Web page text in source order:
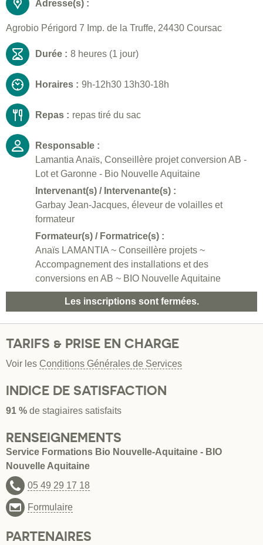
Adresse(s) :
Agrobio Périgord 7 Imp. de la Truffe, 24430 Coursac
Durée : 8 heures (1 jour)
Horaires : 9h-12h30 13h30-18h
Repas : repas tiré du sac
Responsable :
Lamantia Anaïs, Conseillère projet conversion AB -
Lot et Garonne - Bio Nouvelle Aquitaine
Intervenant(s) / Intervenante(s) :
Garbay Jean-Jacques, éleveur de volailles et
formateur
Formateur(s) / Formatrice(s) :
Anaïs LAMANTIA ~ Conseillère projets ~
Accompagnement des installations et des
conversions en AB ~ BIO Nouvelle Aquitaine
Les inscriptions sont fermées.
TARIFS & PRISE EN CHARGE
Voir les Conditions Générales de Services
INDICE DE SATISFACTION
91 % de stagiaires satisfaits
RENSEIGNEMENTS
Service Formations Bio Nouvelle-Aquitaine - BIO
Nouvelle Aquitaine
05 49 29 17 18
Formulaire
PARTENAIRES